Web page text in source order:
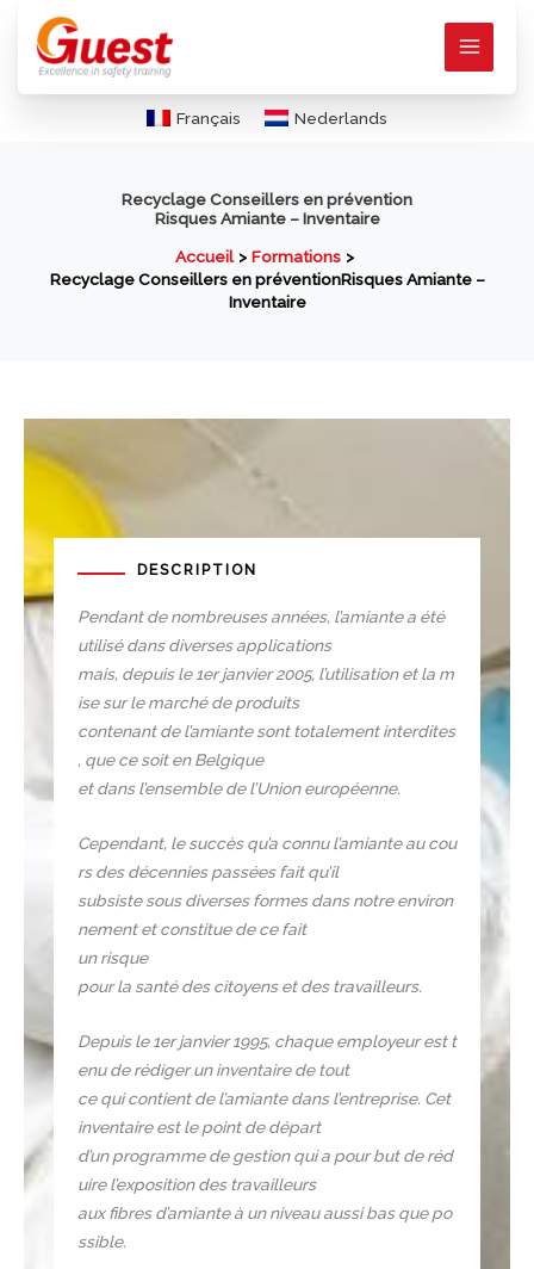
contenu
Français Nederlands
Recyclage Conseillers en prévention
Risques Amiante – Inventaire
Accueil
Formations
Recyclage Conseillers en préventionRisques Amiante –
Inventaire
DESCRIPTION
Pendant de nombreuses années, l’amiante a été
utilisé dans diverses applications
mais, depuis le 1er janvier 2005, l’utilisation et la m
ise sur le marché de produits
contenant de l’amiante sont totalement interdites
, que ce soit en Belgique
et dans l’ensemble de l’Union européenne.
Cependant, le succès qu’a connu l’amiante au cou
rs des décennies passées fait qu’il
subsiste sous diverses formes dans notre environ
nement et constitue de ce fait
un risque
pour la santé des citoyens et des travailleurs.
Depuis le 1er janvier 1995, chaque employeur est t
enu de rédiger un inventaire de tout
ce qui contient de l’amiante dans l’entreprise. Cet
inventaire est le point de départ
d’un programme de gestion qui a pour but de réd
uire l’exposition des travailleurs
aux fibres d’amiante à un niveau aussi bas que po
ssible.